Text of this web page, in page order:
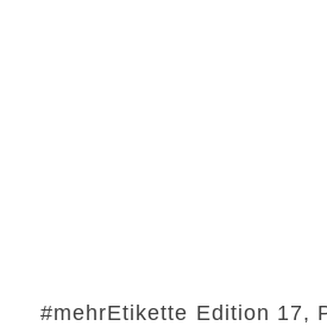
#mehrEtikette Edition 17,